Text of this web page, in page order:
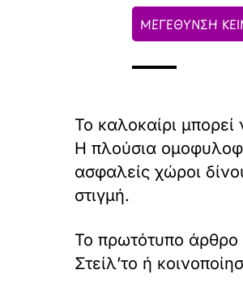
ΜΕΓΕΘΥΝΣΗ
Το καλοκαίρι
Η πλούσια
ασφαλείς χώροι
στιγμή.
Το πρωτότυπο άρθρο